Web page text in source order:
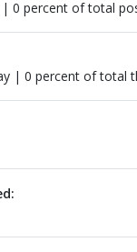
| 0 percent of total
| 0 percent of total